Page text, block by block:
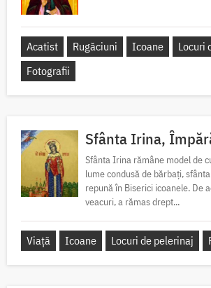
Acatist Rugăciuni Icoane
Locuri
Fotografii
Sfânta Irina,
Sfânta Irina rămâne model de
lume condusă de bărbați,
repună în Biserici icoanele. De
veacuri, a rămas drept...
Viață Icoane Locuri de pelerinaj